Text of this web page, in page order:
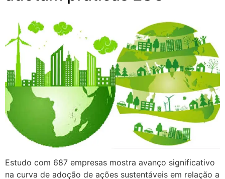
Estudo com 687 empresas mostra avanço significativo
na curva de adoção de ações sustentáveis em relação a